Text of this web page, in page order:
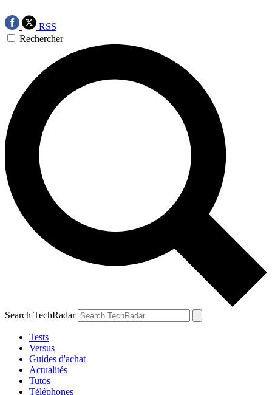
RSS
Rechercher
Search TechRadar
Tests
Versus
Guides d'achat
Actualités
Tutos
Téléphones